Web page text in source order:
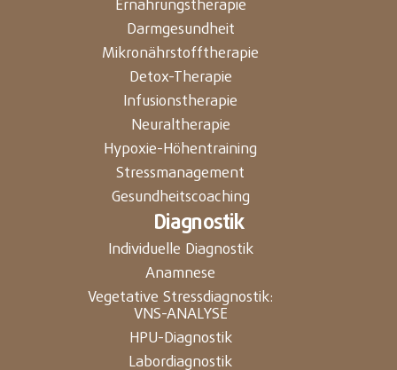
Diagnostik
Individuelle Diagnostik
Anamnese
Vegetative Stressdiagnostik:
VNS-ANALYSE
HPU-Diagnostik
Labordiagnostik
Ernährungstherapie
Darmgesundheit
Mikronährstofftherapie
Detox-Therapie
Infusionstherapie
Neuraltherapie
Hypoxie-Höhentraining
Stressmanagement
Gesundheitscoaching